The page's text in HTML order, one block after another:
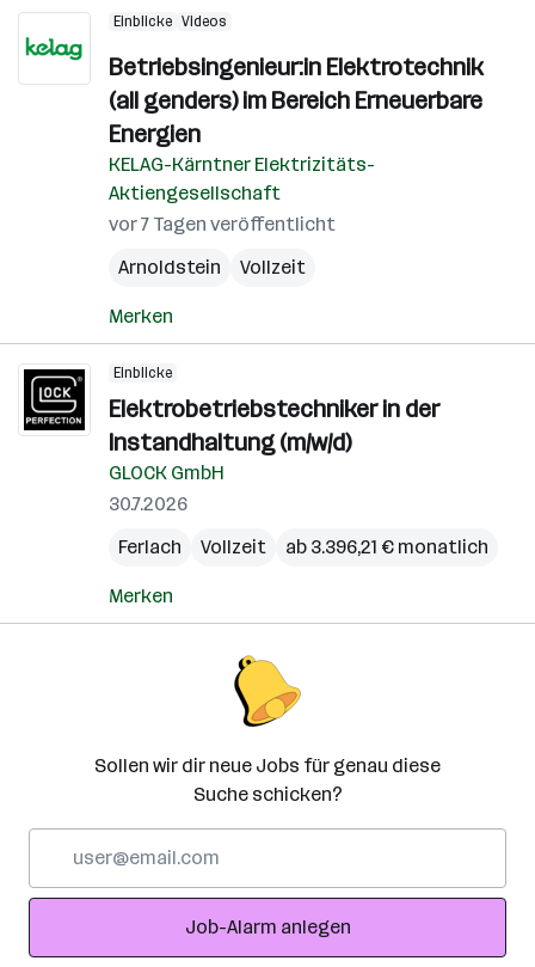
Einblicke Videos
Betriebsingenieur:in Elektrotechnik
(all genders) im Bereich Erneuerbare
Energien
KELAG-Kärntner Elektrizitäts-
Aktiengesellschaft
vor 7 Tagen veröffentlicht
Arnoldstein
Vollzeit
Merken
Einblicke
Elektrobetriebstechniker in der
Instandhaltung (m/w/d)
GLOCK GmbH
30.7.2026
Ferlach
Vollzeit ab 3.396,21 € monatlich
Merken
Sollen wir dir neue Jobs für genau diese
Suche schicken?
Adresse
Job-Alarm anlegen